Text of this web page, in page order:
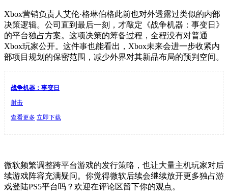
Xbox营销负责人艾伦·格琳伯格此前也对外透露过类似的内部
决策逻辑。公司直到最后一刻，才敲定《战争机器：事变日》
的平台独占方案。这项决策的筹备过程，全程没有对普通
Xbox玩家公开。这件事也能看出，Xbox未来会进一步收紧内
部项目规划的保密范围，减少外界对其新品布局的预判空间。
战争机器：事变日
射击
查看更多 立即下载
微软频繁调整跨平台游戏的发行策略，也让大量主机玩家对后
续游戏阵容充满疑问。你觉得微软后续会继续放开更多独占游
戏登陆PS5平台吗？欢迎在评论区留下你的观点。